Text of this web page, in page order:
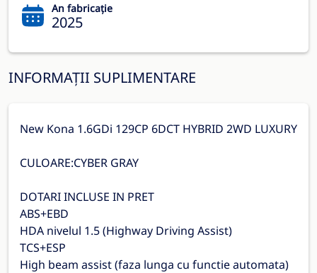
An fabricație
2025
INFORMAȚII SUPLIMENTARE
New Kona 1.6GDi 129CP 6DCT HYBRID 2WD LUXURY
CULOARE:CYBER GRAY
DOTARI INCLUSE IN PRET
ABS+EBD
HDA nivelul 1.5 (Highway Driving Assist)
TCS+ESP
High beam assist (faza lunga cu functie automata)